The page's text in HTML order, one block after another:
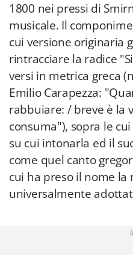
1800 nei pressi di
musicale. Il
cui versione originaria
rintracciare la radice
versi in metrica greca
Emilio Carapezza:
rabbuiare: / breve è la
consuma"), sopra le
su cui intonarla ed il
come quel canto
cui ha preso il nome la
universalmente